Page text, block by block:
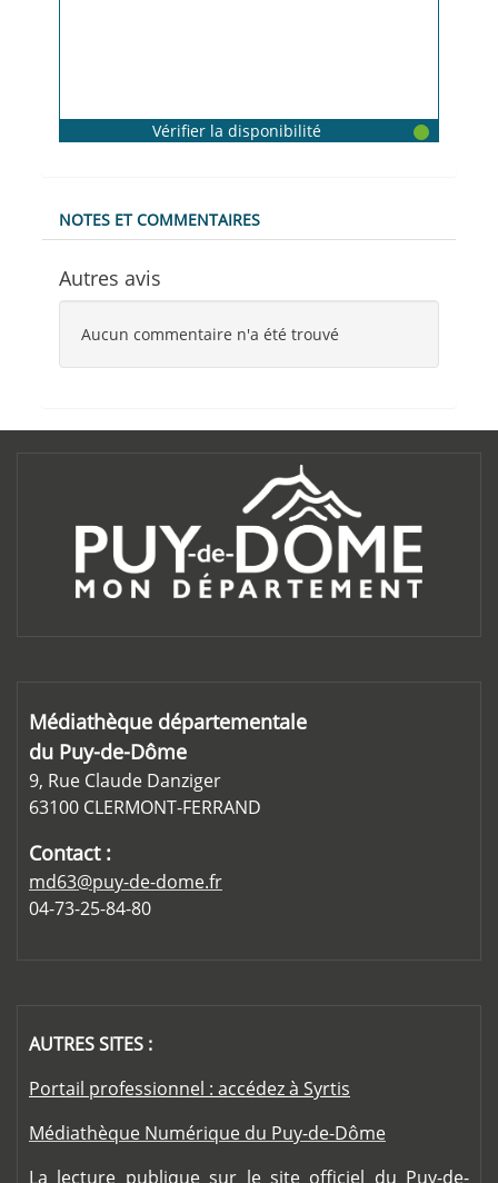
Vérifier la disponibilité
NOTES ET COMMENTAIRES
Autres avis
Aucun commentaire n'a été trouvé
Médiathèque départementale
du Puy-de-Dôme
9, Rue Claude Danziger
63100 CLERMONT-FERRAND
Contact :
md63@puy-de-dome.fr
04-73-25-84-80
AUTRES SITES :
Portail professionnel : accédez à Syrtis
Médiathèque Numérique du Puy-de-Dôme
La lecture publique sur le site officiel du Puy-de-